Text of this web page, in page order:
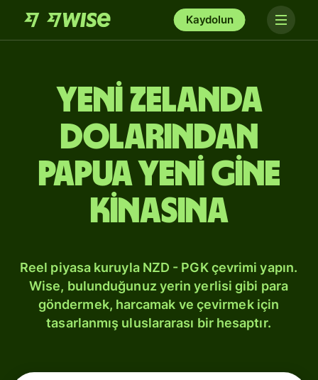
Kaydolun
Yeni Zelanda
dolarından
Papua Yeni Gine
kinasına
Reel piyasa kuruyla NZD - PGK çevrimi yapın.
Wise, bulunduğunuz yerin yerlisi gibi para
göndermek, harcamak ve çevirmek için
tasarlanmış uluslararası bir hesaptır.